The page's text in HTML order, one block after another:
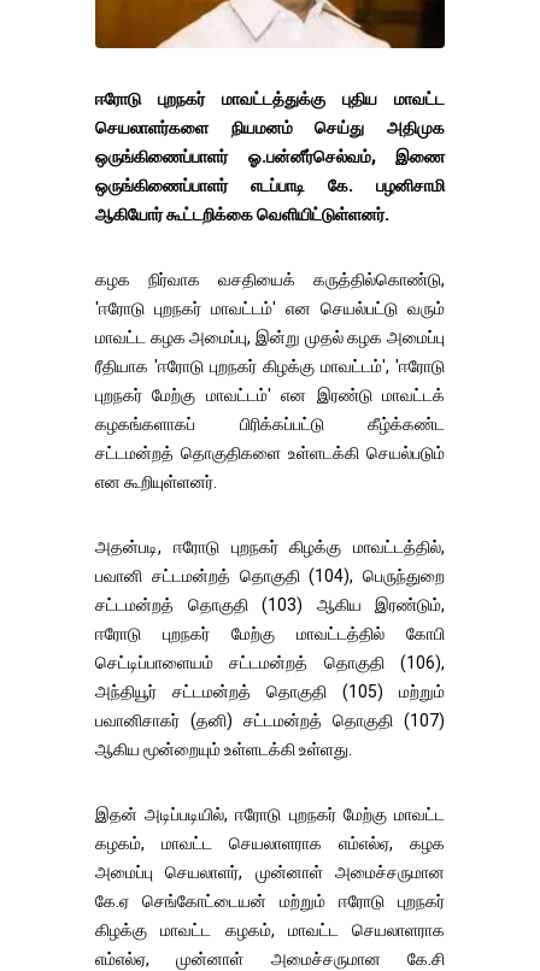
ஈரோடு புறநகர் மாவட்டத்துக்கு புதிய மாவட்ட
செயலாளர்களை நியமனம் செய்து அதிமுக
ஒருங்கிணைப்பாளர் ஓ.பன்னீர்செல்வம், இணை
ஒருங்கிணைப்பாளர் எடப்பாடி கே. பழனிசாமி
ஆகியோர் கூட்டறிக்கை வெளியிட்டுள்ளனர்.
கழக நிர்வாக வசதியைக் கருத்தில்கொண்டு,
'ஈரோடு புறநகர் மாவட்டம்' என செயல்பட்டு வரும்
மாவட்ட கழக அமைப்பு, இன்று முதல் கழக அமைப்பு
ரீதியாக 'ஈரோடு புறநகர் கிழக்கு மாவட்டம்', 'ஈரோடு
புறநகர் மேற்கு மாவட்டம்' என இரண்டு மாவட்டக்
கழகங்களாகப் பிரிக்கப்பட்டு கீழ்க்கண்ட
சட்டமன்றத் தொகுதிகளை உள்ளடக்கி செயல்படும்
என கூறியுள்ளனர்.
அதன்படி, ஈரோடு புறநகர் கிழக்கு மாவட்டத்தில்,
பவானி சட்டமன்றத் தொகுதி (104), பெருந்துறை
சட்டமன்றத் தொகுதி (103) ஆகிய இரண்டும்,
ஈரோடு புறநகர் மேற்கு மாவட்டத்தில் கோபி
செட்டிப்பாளையம் சட்டமன்றத் தொகுதி (106),
அந்தியூர் சட்டமன்றத் தொகுதி (105) மற்றும்
பவானிசாகர் (தனி) சட்டமன்றத் தொகுதி (107)
ஆகிய மூன்றையும் உள்ளடக்கி உள்ளது.
இதன் அடிப்படியில், ஈரோடு புறநகர் மேற்கு மாவட்ட
கழகம், மாவட்ட செயலாளராக எம்எல்ஏ, கழக
அமைப்பு செயலாளர், முன்னாள் அமைச்சருமான
கே.ஏ செங்கோட்டையன் மற்றும் ஈரோடு புறநகர்
கிழக்கு மாவட்ட கழகம், மாவட்ட செயலாளராக
எம்எல்ஏ, முன்னாள் அமைச்சருமான கே.சி